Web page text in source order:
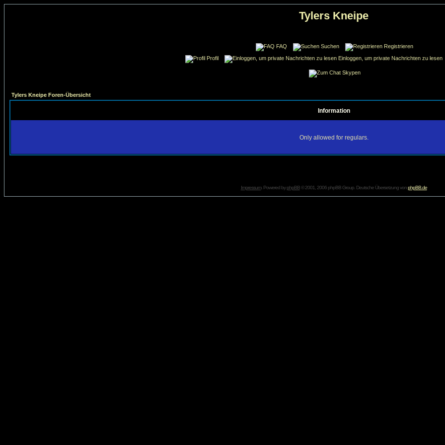
Tylers Kneipe
FAQ Suchen
Registrieren
Profil
Einloggen, um private Nachrichten zu lesen
Skypen
Tylers Kneipe Foren-Übersicht
Information
Only allowed for regulars.
Impressum. Powered byphpBB© 2001, 2006 phpBB Group. Deutsche Übersetzung vonphpBB.de